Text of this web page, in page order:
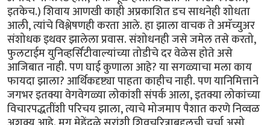
इतकेच.) शिवाय आणखी काही अप्रकाशित डच साधनेही शोधता
आली, त्यांचे विश्लेषणही करता आले. हा झाला वाचक ते अमॅच्युअर
संशोधक इथवर झालेला प्रवास. संशोधनही जसे जमेल तसे करतो,
फुलटाईम युनिव्हर्सिटीवाल्यांच्या तोडीचे दर वेळेस होते असे
आजिबात नाही. पण घाई कुणाला आहे? या सगळ्याचा मला काय
फायदा झाला? आर्थिकदृष्ट्या पाहता काहीच नाही. पण यानिमित्ताने
जगभर इतक्या वेगवेगळ्या लोकांशी संपर्क आला, इतक्या लोकांच्या
विचारपद्धतींशी परिचय झाला, त्याचे मोजमाप पैशात करणे निव्वळ